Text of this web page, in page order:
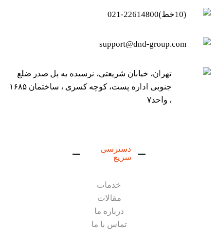
(10خط)22614800-021
support@dnd-group.com
تهران، خیابان شریعتی، نرسیده به پل صدر ضلع
جنوبی اداره پست، کوچه کسری ، ساختمان ۱۶۸۵
، واحد۷
دسترسی
سریع
خدمات
مقالات
درباره ما
تماس با ما